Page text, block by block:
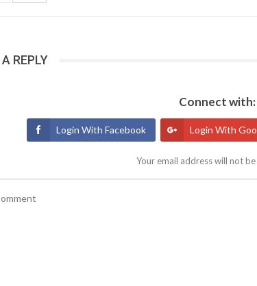
REPLY
Connect with:
Login With Facebook Login With
Your email address will not